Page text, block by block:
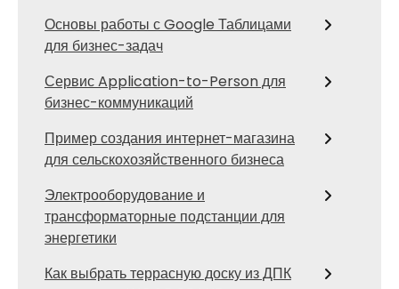
Основы работы с Google Таблицами
для бизнес-задач
Сервис Application-to-Person для
бизнес-коммуникаций
Пример создания интернет-магазина
для сельскохозяйственного бизнеса
Электрооборудование и
трансформаторные подстанции для
энергетики
Как выбрать террасную доску из ДПК